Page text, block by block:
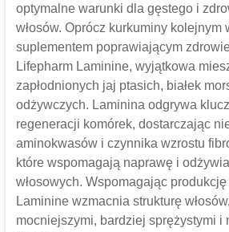
optymalne warunki dla gęstego i
włosów. Oprócz kurkuminy kolejnym
suplementem poprawiającym
Lifepharm Laminine, wyjątkowa
zapłodnionych jaj ptasich, białek
odżywczych. Laminina odgrywa
regeneracji komórek, dostarczając
aminokwasów i czynnika wzrostu
które wspomagają naprawę i
włosowych. Wspomagając
Laminine wzmacnia strukturę
mocniejszymi, bardziej sprężystymi i